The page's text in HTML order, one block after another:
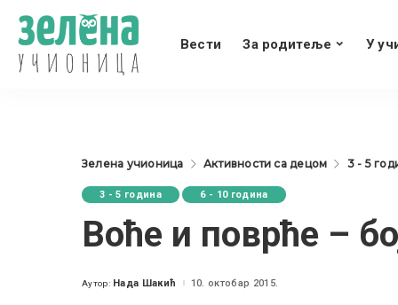
Вести За родитеље У
Зелена учионица Активности са децом 3 - 5
3 - 5 година 6 - 10 година
Воће и поврће –
Posted
Аутор: Нада Шакић 10. октобар 2015.